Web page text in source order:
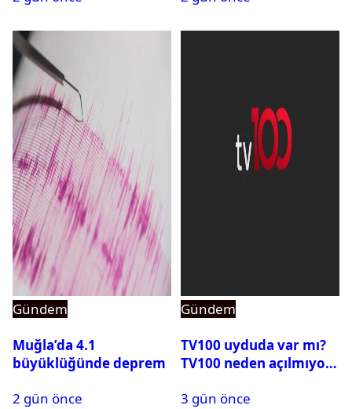
Gündem
Muğla’da 4.1
büyüklüğünde deprem
2 gün önce
Gündem
TV100 uyduda var mı?
TV100 neden açılmıyor?
3 gün önce